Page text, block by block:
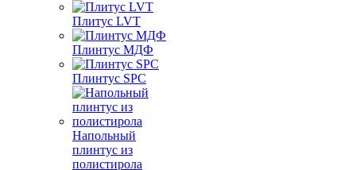
Плитус LVT
Плинтус МДФ
Плинтус SPC
Напольный
плинтус из
полистирола